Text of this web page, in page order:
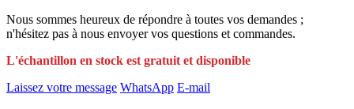
Nous sommes heureux de répondre à toutes vos demandes ;
n'hésitez pas à nous envoyer vos questions et commandes.
L'échantillon en stock est gratuit et disponible
Laissez votre message WhatsApp E-mail